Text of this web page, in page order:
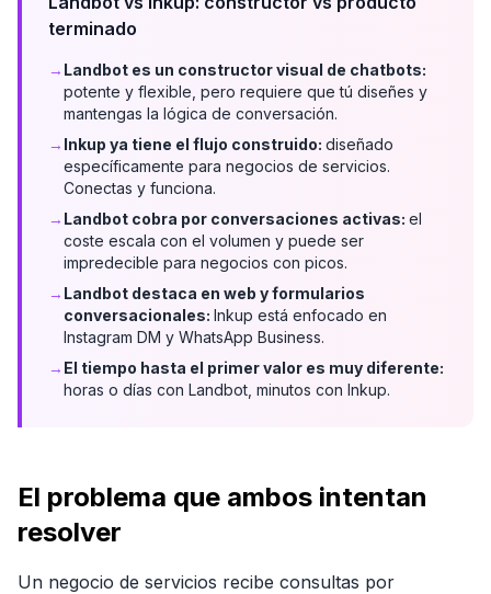
terminado
→ Landbot es un constructor visual de chatbots:
potente y flexible, pero requiere que tú diseñes y
mantengas la lógica de conversación.
→ Inkup ya tiene el flujo construido: diseñado
específicamente para negocios de servicios.
Conectas y funciona.
→ Landbot cobra por conversaciones activas: el
coste escala con el volumen y puede ser
impredecible para negocios con picos.
→ Landbot destaca en web y formularios
conversacionales: Inkup está enfocado en
Instagram DM y WhatsApp Business.
→ El tiempo hasta el primer valor es muy diferente:
horas o días con Landbot, minutos con Inkup.
El problema que ambos intentan
resolver
Un negocio de servicios recibe consultas por